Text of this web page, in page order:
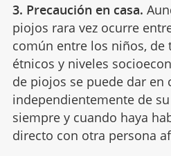
3. Precaución en casa.
piojos rara vez ocurre
común entre los niños, de
étnicos y niveles
de piojos se puede dar en
independientemente de
siempre y cuando haya
directo con otra persona